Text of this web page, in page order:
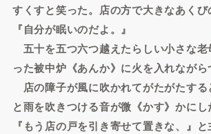
すくすと笑った。店の方で大きなあくび
『自分が眠いのだよ。』
五十を五つ六つ越えたらしい小さな
った被中炉《あんか》に火を入れながら
店の障子が風に吹かれてがたがたする
と雨を吹きつける音が微《かす》かにし
『もう店の戸を引き寄せて置きな、』